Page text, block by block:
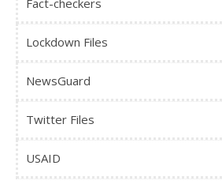
Fact-checkers
Lockdown Files
NewsGuard
Twitter Files
USAID